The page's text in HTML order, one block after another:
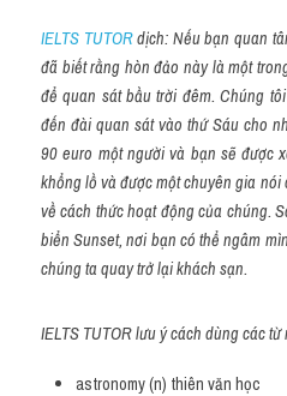
IELTS TUTOR dịch: Nếu bạn quan
đã biết rằng hòn đảo này là một
để quan sát bầu trời đêm. Chúng
đến đài quan sát vào thứ Sáu cho
90 euro một người và bạn sẽ được
khổng lồ và được một chuyên gia
về cách thức hoạt động của chúng.
biển Sunset, nơi bạn có thể ngâm
chúng ta quay trở lại khách sạn.
IELTS TUTOR lưu ý cách dùng các từ
astronomy (n) thiên văn học